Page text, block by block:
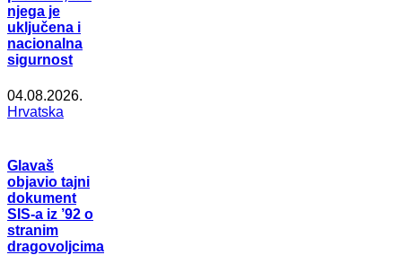
njega je
uključena i
nacionalna
sigurnost
04.08.2026.
Hrvatska
Glavaš
objavio tajni
dokument
SIS-a iz ’92 o
stranim
dragovoljcima